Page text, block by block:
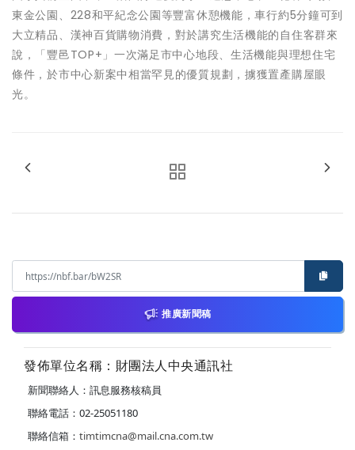
東金公園、228和平紀念公園等豐富休憩機能，車行約5分鐘可到
大立精品、漢神百貨購物消費，對於講究生活機能的自住客群來
說，「豐邑TOP+」一次滿足市中心地段、生活機能與理想住宅
條件，於市中心新案中相當罕見的優質規劃，擄獲置產購屋眼
光。
推廣新聞稿
發佈單位名稱：財團法人中央通訊社
新聞聯絡人：訊息服務核稿員
聯絡電話：02-25051180
聯絡信箱： timtimcna@mail.cna.com.tw